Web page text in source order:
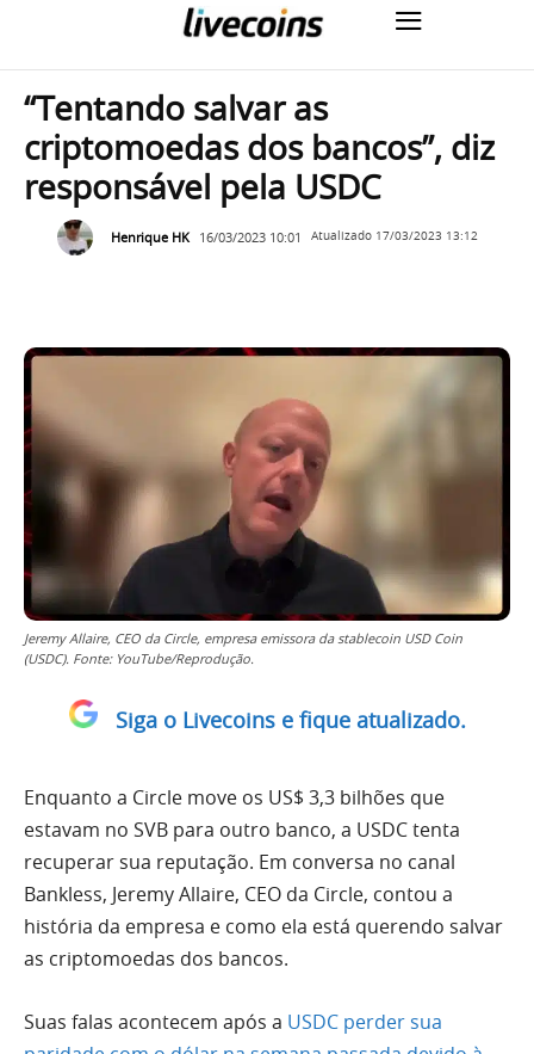
“Tentando salvar as
criptomoedas dos bancos”, diz
responsável pela USDC
Henrique HK 16/03/2023 10:01 Atualizado 17/03/2023 13:12
Jeremy Allaire, CEO da Circle, empresa emissora da stablecoin USD Coin
(USDC). Fonte: YouTube/Reprodução.
Siga o Livecoins e fique atualizado.
Enquanto a Circle move os US$ 3,3 bilhões que
estavam no SVB para outro banco, a USDC tenta
recuperar sua reputação. Em conversa no canal
Bankless, Jeremy Allaire, CEO da Circle, contou a
história da empresa e como ela está querendo salvar
as criptomoedas dos bancos.
Suas falas acontecem após a USDC perder sua